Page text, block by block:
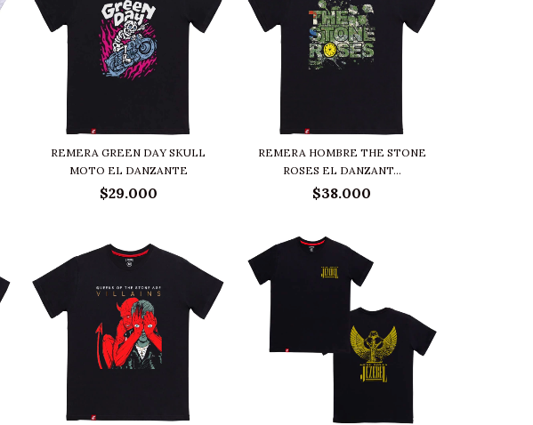
REMERA GREEN DAY SKULL
MOTO EL DANZANTE
$29.000
REMERA HOMBRE THE STONE
ROSES EL DANZANT...
$38.000